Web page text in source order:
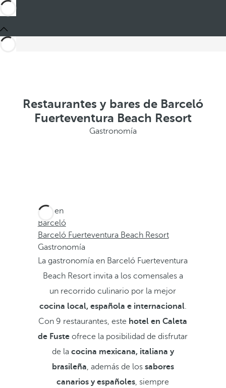
Restaurantes y bares de Barceló
Fuerteventura Beach Resort
Gastronomía
Está en
Barceló
Barceló Fuerteventura Beach Resort
Gastronomía
La gastronomía en Barceló Fuerteventura
Beach Resort invita a los comensales a
un recorrido culinario por la mejor
cocina local, española e internacional.
Con 9 restaurantes, este hotel en Caleta
de Fuste ofrece la posibilidad de disfrutar
de la cocina mexicana, italiana y
brasileña, además de los sabores
canarios y españoles, siempre